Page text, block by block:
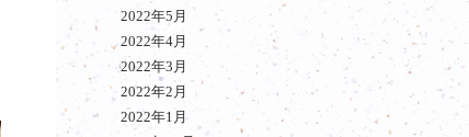
2022年5月
2022年4月
2022年3月
2022年2月
2022年1月